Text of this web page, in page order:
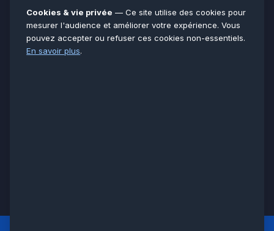
Essonne
Seine-et-Marne
Voir toutes les villes →
Cookies & vie privée — Ce site utilise des cookies pour
mesurer l'audience et améliorer votre expérience. Vous
pouvez accepter ou refuser ces cookies non-essentiels.
En savoir plus.